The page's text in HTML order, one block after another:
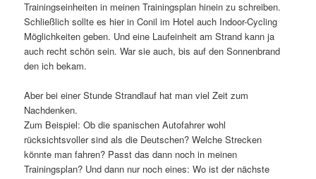
Trainingseinheiten in meinen Trainingsplan hinein zu schreiben.
Schließlich sollte es hier in Conil im Hotel auch Indoor-Cycling
Möglichkeiten geben. Und eine Laufeinheit am Strand kann ja
auch recht schön sein. War sie auch, bis auf den Sonnenbrand
den ich bekam.
Aber bei einer Stunde Strandlauf hat man viel Zeit zum
Nachdenken.
Zum Beispiel: Ob die spanischen Autofahrer wohl
rücksichtsvoller sind als die Deutschen? Welche Strecken
könnte man fahren? Passt das dann noch in meinen
Trainingsplan? Und dann nur noch eines: Wo ist der nächste